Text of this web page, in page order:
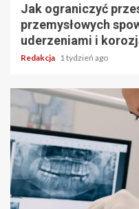
Jak ograniczyć
przemysłowych
uderzeniami i
Redakcja 1 tydzień ago